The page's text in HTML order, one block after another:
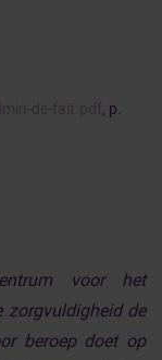
de-fait.pdf, p.
voor het
zorgvuldigheid de
beroep doet op